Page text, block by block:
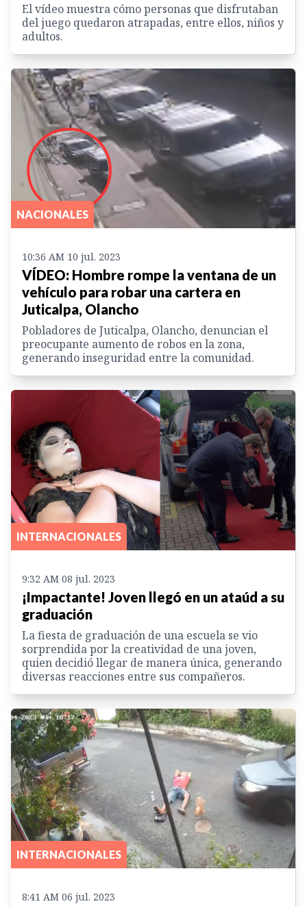
El vídeo muestra cómo personas que disfrutaban
del juego quedaron atrapadas, entre ellos, niños y
adultos.
NACIONALES
10:36 AM 10 jul. 2023
VÍDEO: Hombre rompe la ventana de un
vehículo para robar una cartera en
Juticalpa, Olancho
Pobladores de Juticalpa, Olancho, denuncian el
preocupante aumento de robos en la zona,
generando inseguridad entre la comunidad.
INTERNACIONALES
9:32 AM 08 jul. 2023
¡Impactante! Joven llegó en un ataúd a su
graduación
La fiesta de graduación de una escuela se vio
sorprendida por la creatividad de una joven,
quien decidió llegar de manera única, generando
diversas reacciones entre sus compañeros.
INTERNACIONALES
8:41 AM 06 jul. 2023